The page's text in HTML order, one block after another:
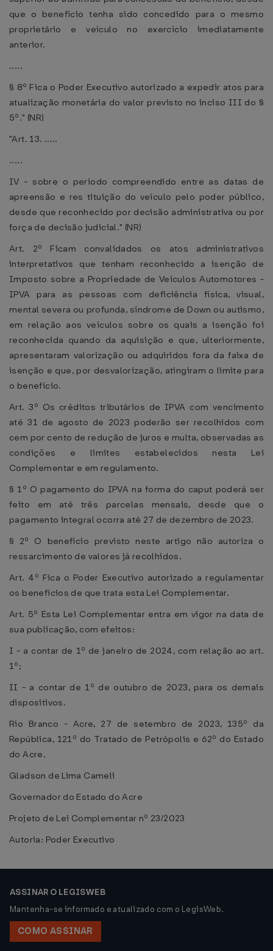
que o benefício tenha sido concedido para o mesmo
proprietário e veículo no exercício imediatamente
anterior.
.....
§ 8º Fica o Poder Executivo autorizado a expedir atos para
atualização monetária do valor previsto no inciso III do §
5º." (NR)
"Art. 13. .....
.....
IV - sobre o período compreendido entre as datas de
apreensão e res tituição do veículo pelo poder público,
desde que reconhecido por decisão administrativa ou por
força de decisão judicial." (NR)
Art. 2º Ficam convalidados os atos administrativos
interpretativos que tenham reconhecido a isenção de
Imposto sobre a Propriedade de Veículos Automotores -
IPVA para as pessoas com deficiência física, visual,
mental severa ou profunda, síndrome de Down ou autismo,
em relação aos veículos sobre os quais a isenção foi
reconhecida quando da aquisição e que, ulteriormente,
apresentaram valorização ou adquiridos fora da faixa de
isenção e que, por desvalorização, atingiram o limite para
o benefício.
Art. 3º Os créditos tributários de IPVA com vencimento
até 31 de agosto de 2023 poderão ser recolhidos com
cem por cento de redução de juros e multa, observadas as
condições e limites estabelecidos nesta Lei
Complementar e em regulamento.
§ 1º O pagamento do IPVA na forma do caput poderá ser
feito em até três parcelas mensais, desde que o
pagamento integral ocorra até 27 de dezembro de 2023.
§ 2º O benefício previsto neste artigo não autoriza o
ressarcimento de valores já recolhidos.
Art. 4º Fica o Poder Executivo autorizado a regulamentar
os benefícios de que trata esta Lei Complementar.
Art. 5º Esta Lei Complementar entra em vigor na data de
sua publicação, com efeitos:
I - a contar de 1º de janeiro de 2024, com relação ao art.
1º;
II - a contar de 1º de outubro de 2023, para os demais
dispositivos.
Rio Branco - Acre, 27 de setembro de 2023, 135º da
República, 121º do Tratado de Petrópolis e 62º do Estado
do Acre.
Gladson de Lima Cameli
Governador do Estado do Acre
Projeto de Lei Complementar nº 23/2023
Autoria: Poder Executivo
ASSINAR O LEGISWEB
Mantenha-se informado e atualizado com o LegisWeb.
COMO ASSINAR